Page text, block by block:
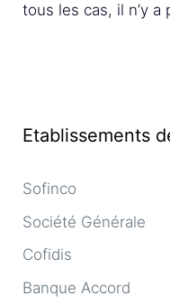
tous les cas, il n’y
Etablissements
Sofinco
Société Générale
Cofidis
Banque Accord